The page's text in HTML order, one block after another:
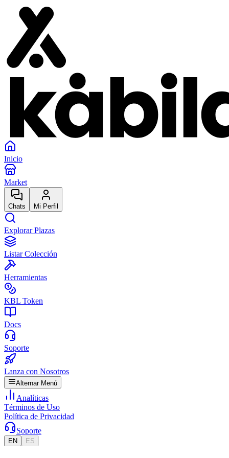
Inicio
Market
Chats Mi Perfil
Explorar Plazas
Listar Colección
Herramientas
KBL Token
Docs
Soporte
Lanza con Nosotros
Alternar Menú
Analíticas
Términos de Uso
Política de Privacidad
Soporte
EN ES